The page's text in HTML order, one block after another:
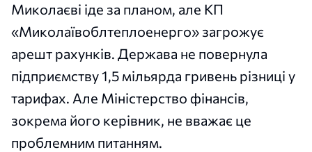
Миколаєві іде за планом, але КП
«Миколаївоблтеплоенерго» загрожує
арешт рахунків. Держава не повернула
підприємству 1,5 мільярда гривень різниці у
тарифах. Але Міністерство фінансів,
зокрема його керівник, не вважає це
проблемним питанням.